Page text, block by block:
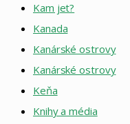
Kam jet?
Kanada
Kanárské ostrovy
Kanárské ostrovy
Keňa
Knihy a média